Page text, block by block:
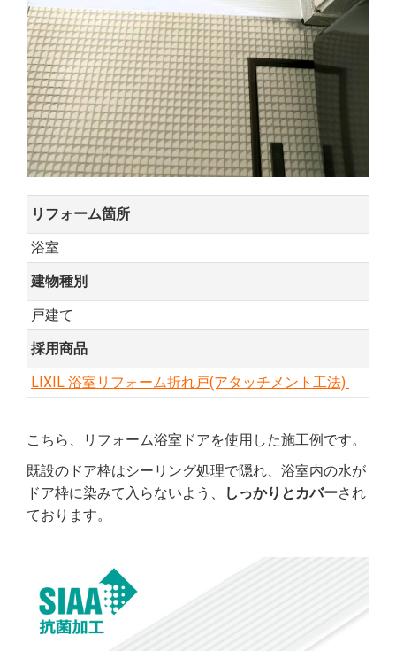
リフォーム箇所
浴室
建物種別
戸建て
採用商品
LIXIL 浴室リフォーム折れ戸(アタッチメント工法)
こちら、リフォーム浴室ドアを使用した施工例です。
既設のドア枠はシーリング処理で隠れ、浴室内の水が
ドア枠に染みて入らないよう、
しっかりとカバーされ
ております。